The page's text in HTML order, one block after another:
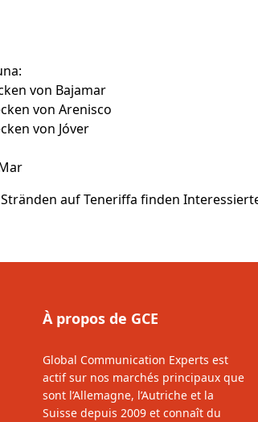
von Bajamar
von Arenisco
von Jóver
auf Teneriffa finden
À propos de GCE
Global Communication Experts est
actif sur nos marchés principaux que
sont l’Allemagne, l’Autriche et la
Suisse depuis 2009 et connaît du